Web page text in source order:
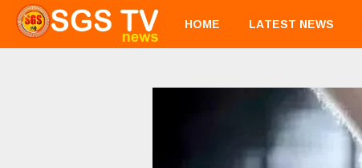
HOME LATEST NEWS